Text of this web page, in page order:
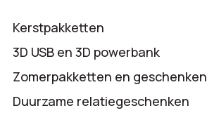
Kerstpakketten
3D USB en 3D powerbank
Zomerpakketten en geschenken
Duurzame relatiegeschenken